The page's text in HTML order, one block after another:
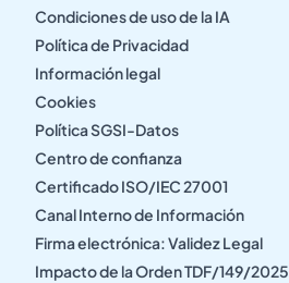
Condiciones de uso de la IA
Política de Privacidad
Información legal
Cookies
Política SGSI-Datos
Centro de confianza
Certificado ISO/IEC 27001
Canal Interno de Información
Firma electrónica: Validez Legal
Impacto de la Orden TDF/149/2025